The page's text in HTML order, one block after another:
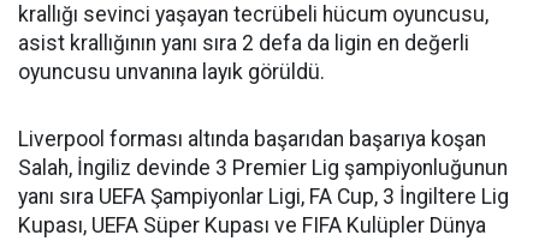
krallığı sevinci yaşayan tecrübeli hücum oyuncusu,
asist krallığının yanı sıra 2 defa da ligin en değerli
oyuncusu unvanına layık görüldü.
Liverpool forması altında başarıdan başarıya koşan
Salah, İngiliz devinde 3 Premier Lig şampiyonluğunun
yanı sıra UEFA Şampiyonlar Ligi, FA Cup, 3 İngiltere Lig
Kupası, UEFA Süper Kupası ve FIFA Kulüpler Dünya